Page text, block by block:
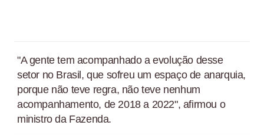
"A gente tem acompanhado a evolução desse
setor no Brasil, que sofreu um espaço de anarquia,
porque não teve regra, não teve nenhum
acompanhamento, de 2018 a 2022", afirmou o
ministro da Fazenda.